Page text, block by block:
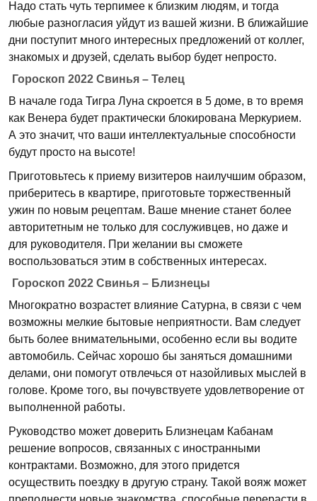
Надо стать чуть терпимее к близким людям, и тогда
любые разногласия уйдут из вашей жизни. В ближайшие
дни поступит много интересных предложений от коллег,
знакомых и друзей, сделать выбор будет непросто.
Гороскоп 2022 Свинья – Телец
В начале года Тигра Луна скроется в 5 доме, в то время
как Венера будет практически блокирована Меркурием.
А это значит, что ваши интеллектуальные способности
будут просто на высоте!
Приготовьтесь к приему визитеров наилучшим образом,
приберитесь в квартире, приготовьте торжественный
ужин по новым рецептам. Ваше мнение станет более
авторитетным не только для сослуживцев, но даже и
для руководителя. При желании вы сможете
воспользоваться этим в собственных интересах.
Гороскоп 2022 Свинья – Близнецы
Многократно возрастет влияние Сатурна, в связи с чем
возможны мелкие бытовые неприятности. Вам следует
быть более внимательными, особенно если вы водите
автомобиль. Сейчас хорошо бы заняться домашними
делами, они помогут отвлечься от назойливых мыслей в
голове. Кроме того, вы почувствуете удовлетворение от
выполненной работы.
Руководство может доверить Близнецам Кабанам
решение вопросов, связанных с иностранными
контрактами. Возможно, для этого придется
осуществить поездку в другую страну. Такой вояж может